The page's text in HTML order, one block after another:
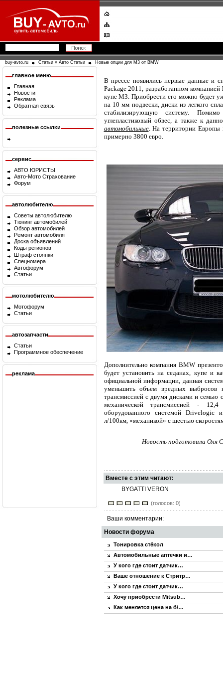
buy-avto.ru Статьи » Авто Статьи Новые опции для М3 от BMW
главное меню
Главная
Новости
Реклама
Обратная связь
полезные ссылки
сервис
АВТО ЮРИСТЫ
Авто-Мото Страхование
Форум
автолюбителю
Советы автолюбителю
Тюнинг автомобилей
Обзор автомобилей
Ремонт автомобиля
Доска объявлений
Коды регионов
Штраф стоянки
Спецномера
Автофорум
Статьи
мотолюбителю
Мотофорум
Статьи
автозапчасти
Статьи
Программное обеспечение
реклама
В прессе появились первые данные и
Package 2011, разработанном компанией
купе М3. Приобрести его можно будет
на 10 мм подвески, диски из легкого
стабилизирующую систему.
углепластиковый обвес, а также к
автомобильные. На территории Европы
примерно 3800 евро.
Дополнительно компания BMW
будет установить на седанах, купе и
официальной информации, данная
уменьшить объем вредных
трансмиссией с двумя дисками и семью
механической трансмиссией -
оборудованного системой Drivelogic
л/100км, «механикой» с шестью
Новость подготовила Оля
Вместе с этим читают:
BYGATTI VERON
(голосов: 0)
Ваши комментарии:
Новости форума
Тонировка стёкол
Автомобильные аптечки и…
У кого где стоит датчик…
Ваше отношение к Стритр…
У кого где стоит датчик…
Хочу приобрести Mitsub…
Как меняется цена на б/…